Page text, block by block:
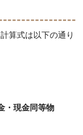
算式は以下の通り
・現金同等物